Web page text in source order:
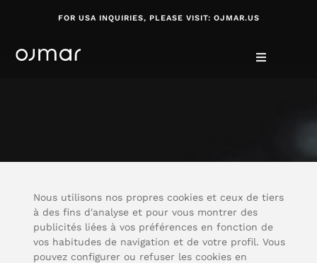
FOR USA INQUIRIES, PLEASE VISIT: OJMAR.US
Nous utilisons nos propres cookies et ceux de tiers
à des fins d'analyse et pour vous montrer des
publicités liées à vos préférences en fonction de
vos habitudes de navigation et de votre profil. Vous
pouvez configurer ou refuser les cookies en